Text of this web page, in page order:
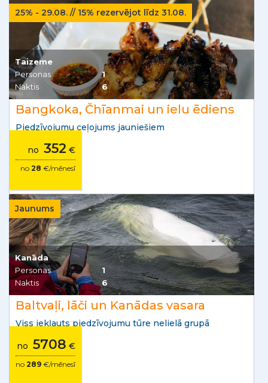
25% - 29.08. // 15% rezervējot līdz 31.08.
Taizeme
Personas
1
Naktis
6
Bangkoka, Čhīanmai un ielu ēdiens
Piedzīvojumu ceļojums jauniešiem
no 352 €
no 28 €/mēnesī
Jaunums
Kanāda
Personas
1
Naktis
6
Baltvaļi, lāči un Kanādas vasara
Viss iekļauts piedzīvojumu tūre nelielā grupā
no 5708 €
no 289 €/mēnesī